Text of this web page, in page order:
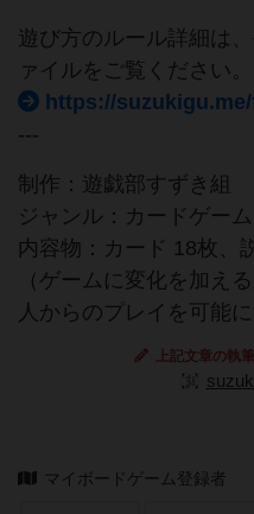
遊び方のルール詳細は
ァイルをご覧ください。
https://
---
制作：遊戯部すずき組
ジャンル：カードゲーム
内容物：カード 18枚、
（ゲームに変化を加え
人からのプレイを可能
上記文章の執
マイボードゲーム登録者